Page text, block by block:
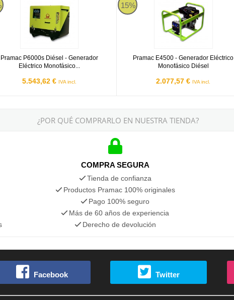
Pramac P6000s Diésel - Generador
Eléctrico Monofásico...
5.543,62 € IVA incl.
15%
Pramac E4500 - Generador Eléctrico
Monofásico Diésel
2.077,57 € IVA incl.
¿POR QUÉ COMPRARLO EN NUESTRA TIENDA?
COMPRA SEGURA
Tienda de confianza
Productos Pramac 100% originales
Pago 100% seguro
Más de 60 años de experiencia
Derecho de devolución
Facebook Twitter